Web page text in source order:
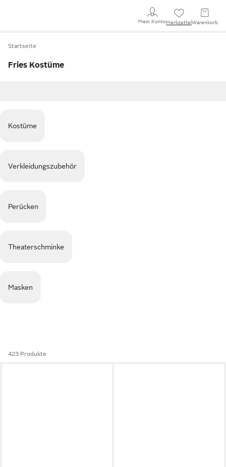
Mein KontoMerkzettel Warenkorb
Startseite
Fries Kostüme
Kostüme
Verkleidungszubehör
Perücken
Theaterschminke
Masken
423 Produkte